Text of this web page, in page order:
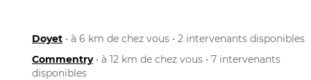
Doyet • à 6 km de chez vous • 2 intervenants disponibles
Commentry• à 12 km de chez vous • 7 intervenants
disponibles